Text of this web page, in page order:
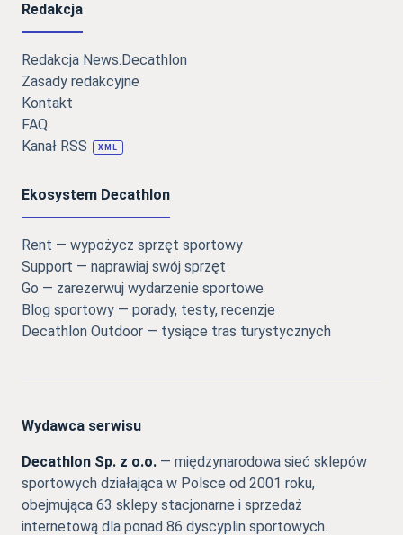
Redakcja
Redakcja News.Decathlon
Zasady redakcyjne
Kontakt
FAQ
Kanał RSS
XML
Ekosystem Decathlon
Rent — wypożycz sprzęt sportowy
Support — naprawiaj swój sprzęt
Go — zarezerwuj wydarzenie sportowe
Blog sportowy — porady, testy, recenzje
Decathlon Outdoor — tysiące tras turystycznych
Wydawca serwisu
Decathlon Sp. z o.o. — międzynarodowa sieć sklepów
sportowych działająca w Polsce od 2001 roku,
obejmująca 63 sklepy stacjonarne i sprzedaż
internetową dla ponad 86 dyscyplin sportowych.